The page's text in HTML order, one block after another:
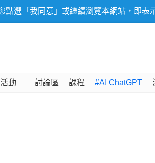
選「我同意」或繼續瀏覽本網站，即表
活動 討論區 課程 #AI ChatGPT